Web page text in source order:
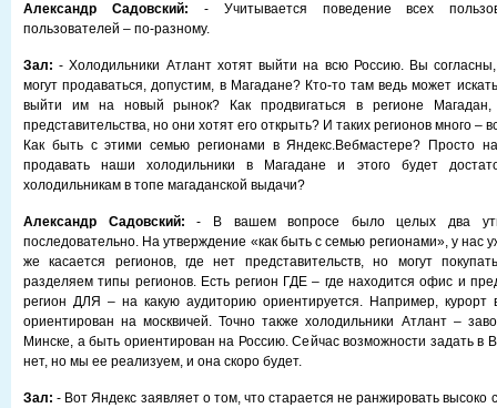
Александр Садовский: - Учитывается поведение всех
пользователей – по-разному.
Зал: - Холодильники Атлант хотят выйти на всю Россию. Вы
могут продаваться, допустим, в Магадане? Кто-то там ведь может
выйти им на новый рынок? Как продвигаться в регионе
представительства, но они хотят его открыть? И таких регионов много –
Как быть с этими семью регионами в Яндекс.Вебмастере? Просто
продавать наши холодильники в Магадане и этого будет
холодильникам в топе магаданской выдачи?
Александр Садовский: - В вашем вопросе было целых два
последовательно. На утверждение «как быть с семью регионами», у нас
же касается регионов, где нет представительств, но могут
разделяем типы регионов. Есть регион ГДЕ – где находится офис и
регион ДЛЯ – на какую аудиторию ориентируется. Например,
ориентирован на москвичей. Точно также холодильники Атлант –
Минске, а быть ориентирован на Россию. Сейчас возможности задать в
нет, но мы ее реализуем, и она скоро будет.
Зал: - Вот Яндекс заявляет о том, что старается не ранжировать высоко